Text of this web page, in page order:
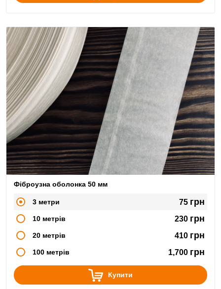
Фіброузна оболонка 50 мм
3 метри 75 грн
10 метрів 230 грн
20 метрів 410 грн
100 метрів 1,700 грн
Купити